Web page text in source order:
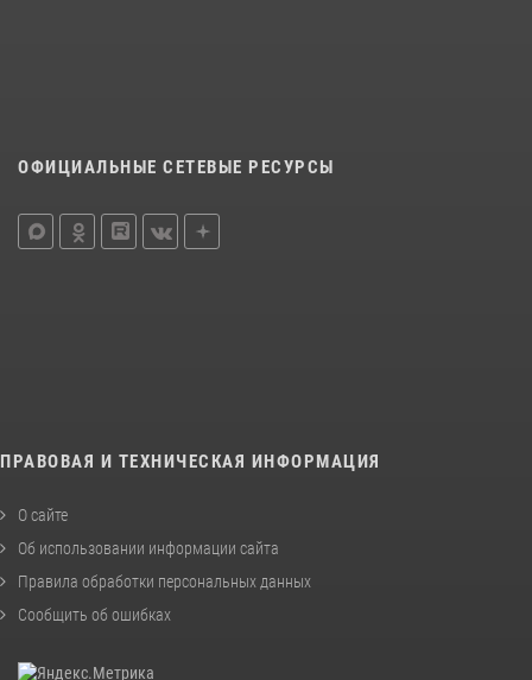
ОФИЦИАЛЬНЫЕ СЕТЕВЫЕ РЕСУРСЫ
ПРАВОВАЯ И ТЕХНИЧЕСКАЯ ИНФОРМАЦИЯ
О сайте
Об использовании информации сайта
Правила обработки персональных данных
Сообщить об ошибках